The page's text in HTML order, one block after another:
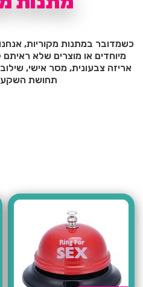
כשמדובר במתנות מקוריות,
מיוחדים או מוצרים שלא
אריזה צבעונית, מסר אישי,
תחושת